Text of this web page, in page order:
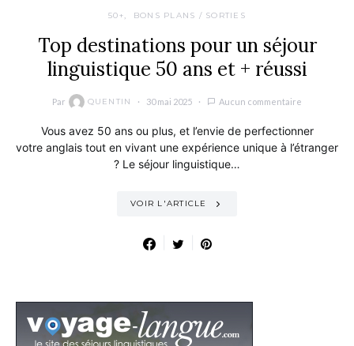
50+ BONS PLANS / SORTIES
Top destinations pour un séjour
linguistique 50 ans et + réussi
Par QUENTIN 30 mai 2025 Aucun commentaire
Vous avez 50 ans ou plus, et l’envie de perfectionner
votre anglais tout en vivant une expérience unique à l’étranger
? Le séjour linguistique…
VOIR L'ARTICLE